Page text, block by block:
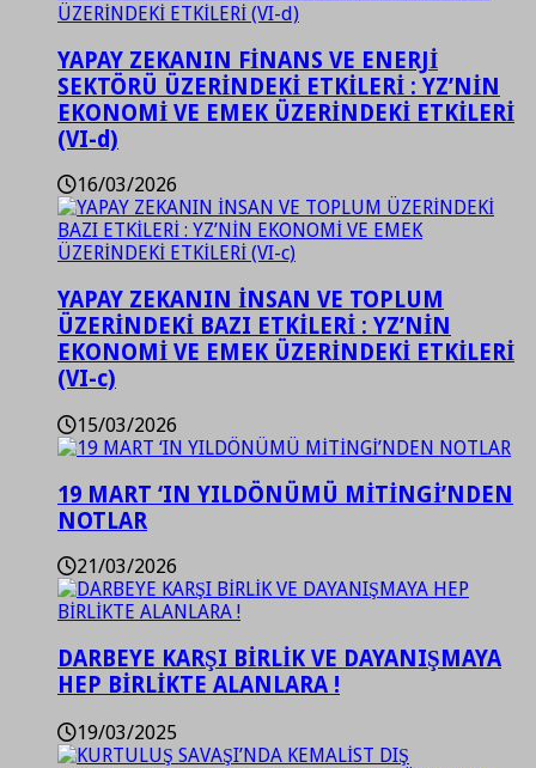
YAPAY ZEKANIN FİNANS VE ENERJİ
SEKTÖRÜ ÜZERİNDEKİ ETKİLERİ : YZ’NİN
EKONOMİ VE EMEK ÜZERİNDEKİ ETKİLERİ
(VI-d)
16/03/2026
YAPAY ZEKANIN İNSAN VE TOPLUM
ÜZERİNDEKİ BAZI ETKİLERİ : YZ’NİN
EKONOMİ VE EMEK ÜZERİNDEKİ ETKİLERİ
(VI-c)
15/03/2026
19 MART ‘IN YILDÖNÜMÜ MİTİNGİ’NDEN
NOTLAR
21/03/2026
DARBEYE KARŞI BİRLİK VE DAYANIŞMAYA
HEP BİRLİKTE ALANLARA !
19/03/2025